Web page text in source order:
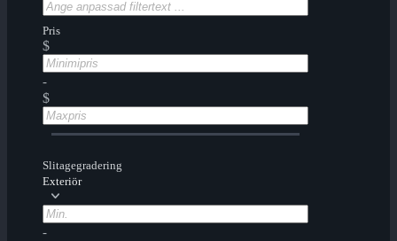
Pris
$
-
$
Slitagegradering
Exteriör
-